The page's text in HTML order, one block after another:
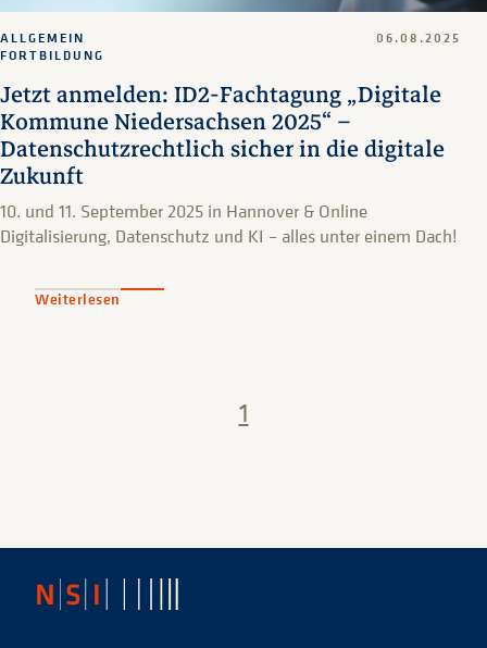
Jetzt anmelden: ID2-Fachtagung „Digitale
Kommune Niedersachsen 2025“ –
Datenschutzrechtlich sicher in die digitale
Zukunft
ALLGEMEIN
FORTBILDUNG
06.08.2025
10. und 11. September 2025 in Hannover & Online
Digitalisierung, Datenschutz und KI – alles unter einem Dach!
Weiterlesen
1